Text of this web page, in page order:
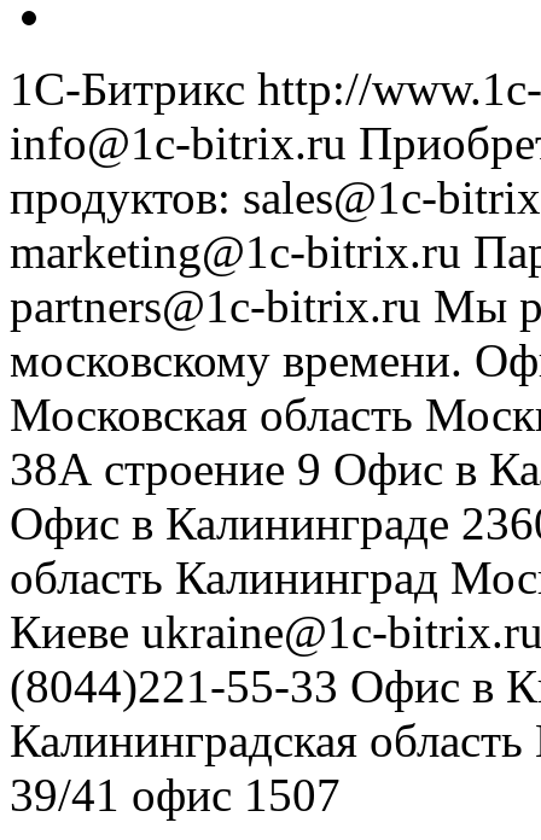
1С-Битрикс http://
info@1c-bitrix.ru
продуктов: sales@1c-
marketing@1c-bitrix.ru
partners@1c-bitrix.ru Мы
московскому времени.
Московская область
38А строение 9 Офис в
Офис в Калининграде
область Калининград
Киеве ukraine@1c-
(8044)221-55-33 Офис в
Калининградская область
39/41 офис 1507